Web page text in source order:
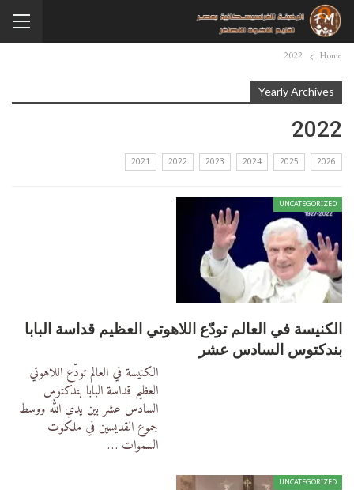
Home
2022
Yearly Archives
2022
2026
2025
2024
2023
2022
2021
UNCATEGORIZED
الكنيسة في العالم تودّع اللاهوتي العظيم قداسة البابا
بندكتوس السادس عشر
الكنيسة في العالم تودّع اللاهوتي
العظيم قداسة البابا بندكتوس
السادس عشر بين يدي الله ووسط
جموع القديسين في ملكوت
السموات …
UNCATEGORIZED